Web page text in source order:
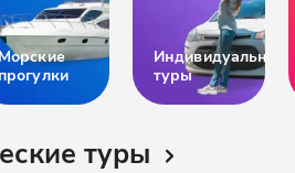
Морские
прогулки
Индивидуальные
туры
туры